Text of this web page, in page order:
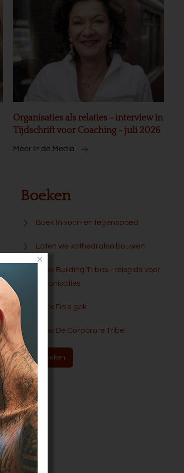
Organisaties als relaties - interview in
Tijdschrift voor Coaching - juli 2026
Meer In de Media
Boeken
Boek In voor- en tegenspoed
Laten we kathedralen bouwen
Boek Building Tribes - reisgids voor
organisaties
Boek Da's gek
Boek De Corporate Tribe
Alle boeken
×